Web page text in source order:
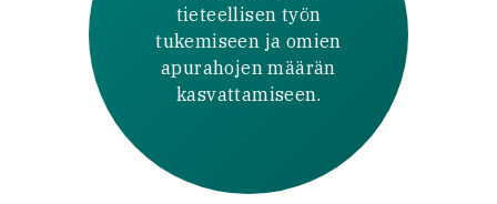
tieteellisen työn
tukemiseen ja omien
apurahojen määrän
kasvattamiseen.